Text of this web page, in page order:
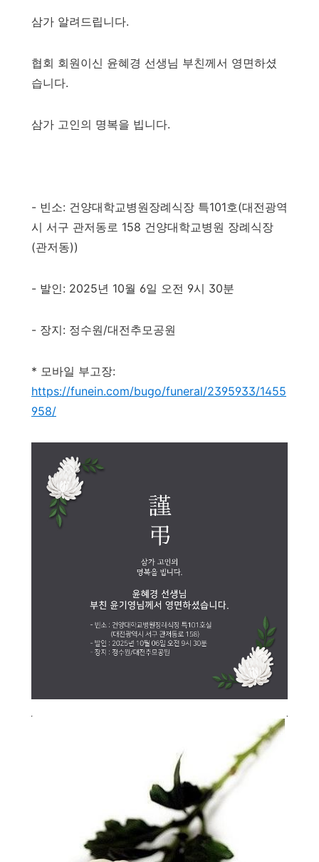
삼가 알려드립니다.
협회 회원이신 윤혜경 선생님 부친께서 영면하셨
습니다.
삼가 고인의 명복을 빕니다.
- 빈소: 건양대학교병원장례식장 특101호(대전광역
시 서구 관저동로 158 건양대학교병원 장례식장
(관저동))
- 발인: 2025년 10월 6일 오전 9시 30분
- 장지: 정수원/대전추모공원
* 모바일 부고장:
https://funein.com/bugo/funeral/2395933/1455
958/